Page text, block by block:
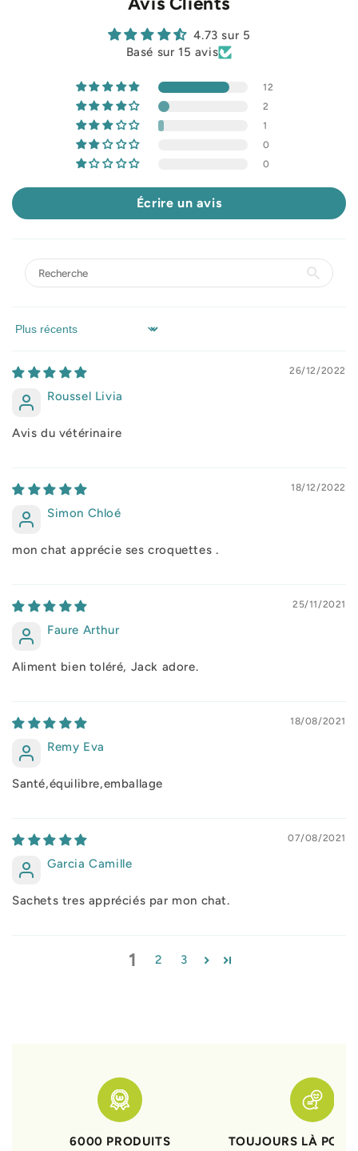
4.73 sur 5
Basé sur 15 avis
12
2
1
0
0
Écrire un avis
Sort by
26/12/2022
Roussel Livia
Avis du vétérinaire
18/12/2022
Simon Chloé
mon chat apprécie ses croquettes .
25/11/2021
Faure Arthur
Aliment bien toléré, Jack adore.
18/08/2021
Remy Eva
Santé,équilibre,emballage
07/08/2021
Garcia Camille
Sachets tres appréciés par mon chat.
1 2 3
6000 PRODUITS
TOUJOURS LÀ